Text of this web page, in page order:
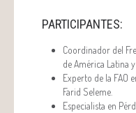
PARTICIPANTES:
Coordinador del
de América Latina
Experto de la FAO
Farid Seleme.
Especialista en